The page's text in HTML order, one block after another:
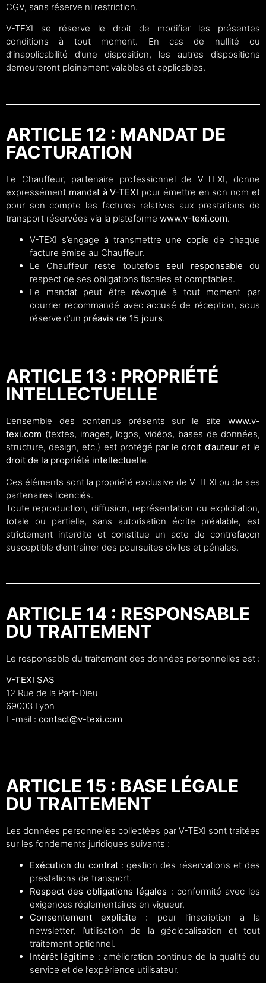
CGV, sans réserve ni restriction.
V-TEXI se réserve le droit de modifier les présentes
conditions à tout moment. En cas de nullité ou
d’inapplicabilité d’une disposition, les autres dispositions
demeureront pleinement valables et applicables.
ARTICLE 12 : MANDAT DE
FACTURATION
Le Chauffeur, partenaire professionnel de V-TEXI, donne
expressément mandat à V-TEXI pour émettre en son nom et
pour son compte les factures relatives aux prestations de
transport réservées via la plateforme www.v-texi.com.
V-TEXI s’engage à transmettre une copie de chaque
facture émise au Chauffeur.
Le Chauffeur reste toutefois seul responsable du
respect de ses obligations fiscales et comptables.
Le mandat peut être révoqué à tout moment par
courrier recommandé avec accusé de réception, sous
réserve d’un préavis de 15 jours.
ARTICLE 13 : PROPRIÉTÉ
INTELLECTUELLE
L’ensemble des contenus présents sur le site www.v-
texi.com (textes, images, logos, vidéos, bases de données,
structure, design, etc.) est protégé par ledroit d’auteuret le
droit de la propriété intellectuelle.
Ces éléments sont la propriété exclusive de V-TEXI ou de ses
partenaires licenciés.
Toute reproduction, diffusion, représentation ou exploitation,
totale ou partielle, sans autorisation écrite préalable, est
strictement interdite et constitue un acte de contrefaçon
susceptible d’entraîner des poursuites civiles et pénales.
ARTICLE 14 : RESPONSABLE
DU TRAITEMENT
Le responsable du traitement des données personnelles est :
V-TEXI SAS
12 Rue de la Part-Dieu
69003 Lyon
E-mail : contact@v-texi.com
ARTICLE 15 : BASE LÉGALE
DU TRAITEMENT
Les données personnelles collectées par V-TEXI sont traitées
sur les fondements juridiques suivants :
Exécution du contrat: gestion des réservations et des
prestations de transport.
Respect des obligations légales : conformité avec les
exigences réglementaires en vigueur.
Consentement explicite : pour l’inscription à la
newsletter, l’utilisation de la géolocalisation et tout
traitement optionnel.
Intérêt légitime : amélioration continue de la qualité du
service et de l’expérience utilisateur.